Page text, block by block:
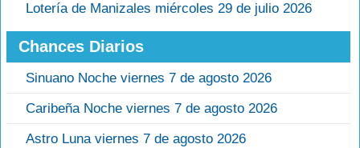
Lotería de Manizales miércoles 29 de julio 2026
Chances Diarios
Sinuano Noche viernes 7 de agosto 2026
Caribeña Noche viernes 7 de agosto 2026
Astro Luna viernes 7 de agosto 2026